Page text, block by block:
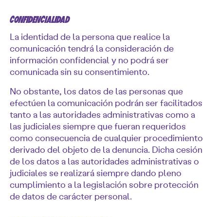
CONFIDENCIALIDAD
La identidad de la persona que realice la
comunicación tendrá la consideración de
información confidencial y no podrá ser
comunicada sin su consentimiento.
No obstante, los datos de las personas que
efectúen la comunicación podrán ser facilitados
tanto a las autoridades administrativas como a
las judiciales siempre que fueran requeridos
como consecuencia de cualquier procedimiento
derivado del objeto de la denuncia. Dicha cesión
de los datos a las autoridades administrativas o
judiciales se realizará siempre dando pleno
cumplimiento a la legislación sobre protección
de datos de carácter personal.